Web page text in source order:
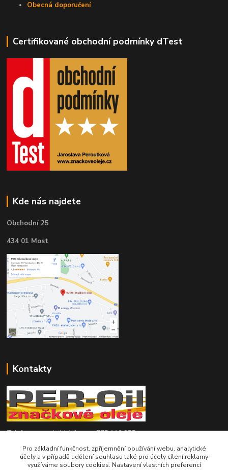
Obecná doporučení
Certifikované obchodní podmínky dTest
Kde nás najdete
Obchodní 25
434 01 Most
Kontakty
Telefon pro technické dotazy: 775 113 255
Telefon do našeho obchodu : 774 993 479
Pro základní funkčnost, zpříjemnění používání webu, analytické
účely a v případě udělení souhlasu také pro účely cílení reklamy
využíváme soubory cookies. Nastavení vlastních preferencí